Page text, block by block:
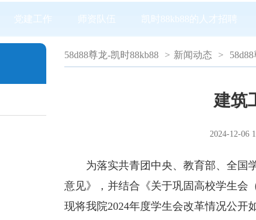
党建工作 师资队伍 凯时88kb88的人才招聘
58d88尊龙-凯时88kb88 > 新闻动态 >
建筑
2024-12-06
为落实共青团中央、教育部、全国学
意见》，并结合《关于巩固高校学生会
现将我院2024年度学生会改革情况公开如